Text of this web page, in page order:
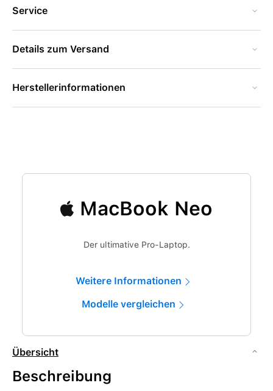
Service
Details zum Versand
Herstellerinformationen
MacBook Neo
Der ultimative Pro-Laptop.
Weitere Informationen
Modelle vergleichen
Übersicht
Beschreibung